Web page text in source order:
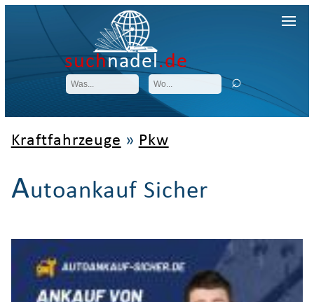
suchnadel.de
Kraftfahrzeuge » Pkw
Autoankauf Sicher